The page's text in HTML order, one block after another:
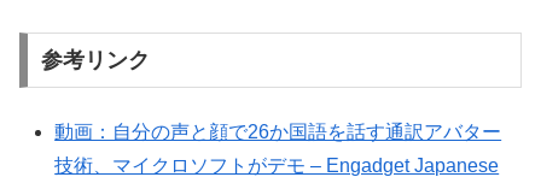
参考リンク
動画：自分の声と顔で26か国語を話す通訳アバター
技術、マイクロソフトがデモ – Engadget Japanese